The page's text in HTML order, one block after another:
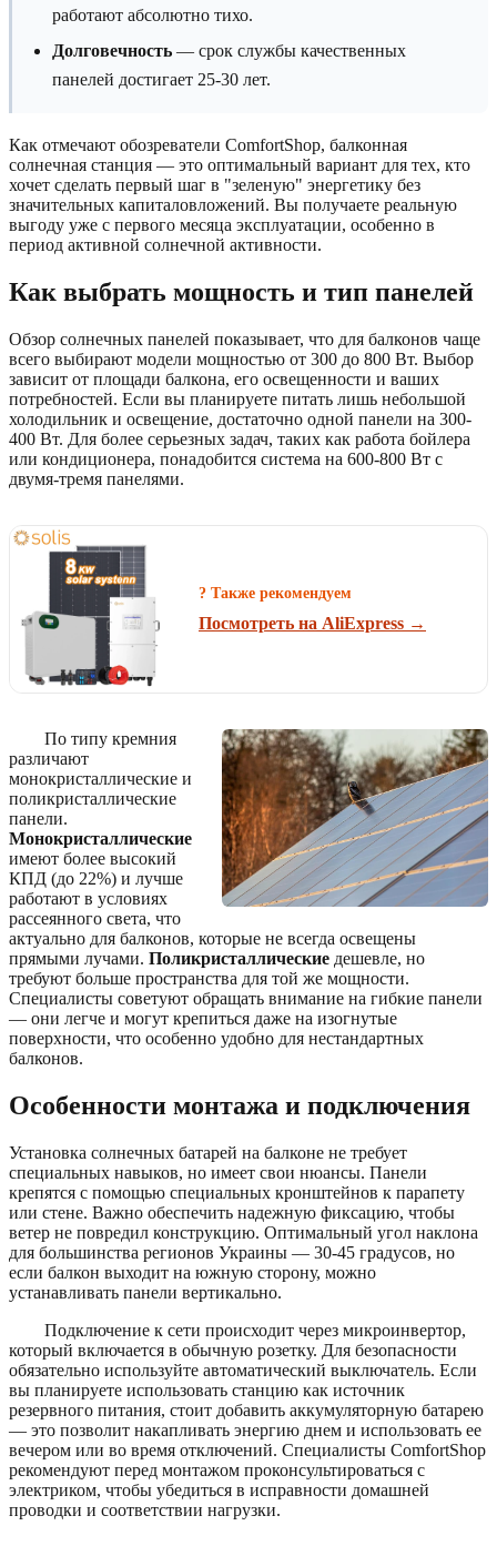
работают абсолютно тихо.
Долговечность — срок службы качественных
панелей достигает 25-30 лет.
Как отмечают обозреватели ComfortShop, балконная
солнечная станция — это оптимальный вариант для тех, кто
хочет сделать первый шаг в "зеленую" энергетику без
значительных капиталовложений. Вы получаете реальную
выгоду уже с первого месяца эксплуатации, особенно в
период активной солнечной активности.
Как выбрать мощность и тип панелей
Обзор солнечных панелей показывает, что для балконов чаще
всего выбирают модели мощностью от 300 до 800 Вт. Выбор
зависит от площади балкона, его освещенности и ваших
потребностей. Если вы планируете питать лишь небольшой
холодильник и освещение, достаточно одной панели на 300-
400 Вт. Для более серьезных задач, таких как работа бойлера
или кондиционера, понадобится система на 600-800 Вт с
двумя-тремя панелями.
? Также рекомендуем
Посмотреть на AliExpress →
По типу кремния
различают
монокристаллические и
поликристаллические
панели.
Монокристаллические
имеют более высокий
КПД (до 22%) и лучше
работают в условиях
рассеянного света, что
актуально для балконов, которые не всегда освещены
прямыми лучами. Поликристаллические дешевле, но
требуют больше пространства для той же мощности.
Специалисты советуют обращать внимание на гибкие панели
— они легче и могут крепиться даже на изогнутые
поверхности, что особенно удобно для нестандартных
балконов.
Особенности монтажа и подключения
Установка солнечных батарей на балконе не требует
специальных навыков, но имеет свои нюансы. Панели
крепятся с помощью специальных кронштейнов к парапету
или стене. Важно обеспечить надежную фиксацию, чтобы
ветер не повредил конструкцию. Оптимальный угол наклона
для большинства регионов Украины — 30-45 градусов, но
если балкон выходит на южную сторону, можно
устанавливать панели вертикально.
Подключение к сети происходит через микроинвертор,
который включается в обычную розетку. Для безопасности
обязательно используйте автоматический выключатель. Если
вы планируете использовать станцию как источник
резервного питания, стоит добавить аккумуляторную батарею
— это позволит накапливать энергию днем и использовать ее
вечером или во время отключений. Специалисты ComfortShop
рекомендуют перед монтажом проконсультироваться с
электриком, чтобы убедиться в исправности домашней
проводки и соответствии нагрузки.